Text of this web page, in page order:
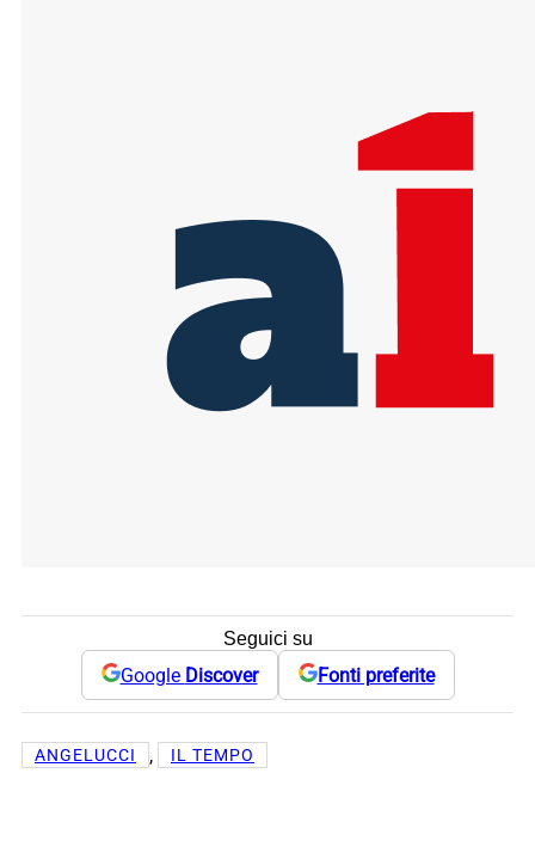
Seguici su
Google Discover Fonti preferite
ANGELUCCI , IL TEMPO